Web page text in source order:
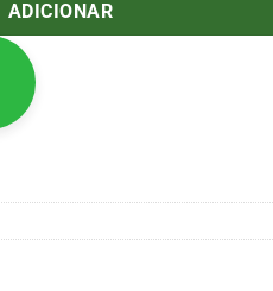
ADICIONAR